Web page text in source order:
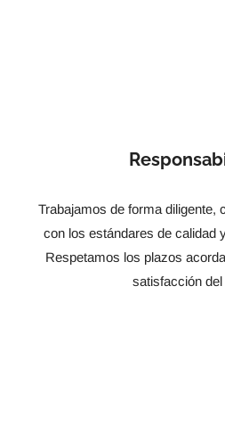
Trabajamos de forma diligente,
con los estándares de calidad
Respetamos los plazos
satisfacción del